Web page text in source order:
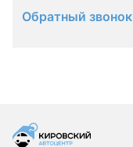
Обратный звонок